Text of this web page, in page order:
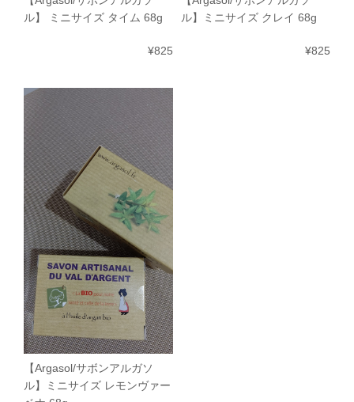
ル】 ミニサイズ タイム 68g
¥825
ル】ミニサイズ クレイ 68g
¥825
【Argasol/サボンアルガソ
ル】ミニサイズ レモンヴァー